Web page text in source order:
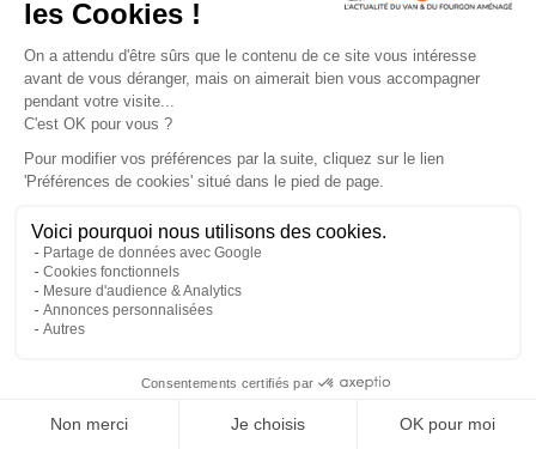
260professionnels de l'aménagement de vans
et de fourgons référencés partout en France !
Explorer la carte
Recherche
Aménageurs
Recherche
par services